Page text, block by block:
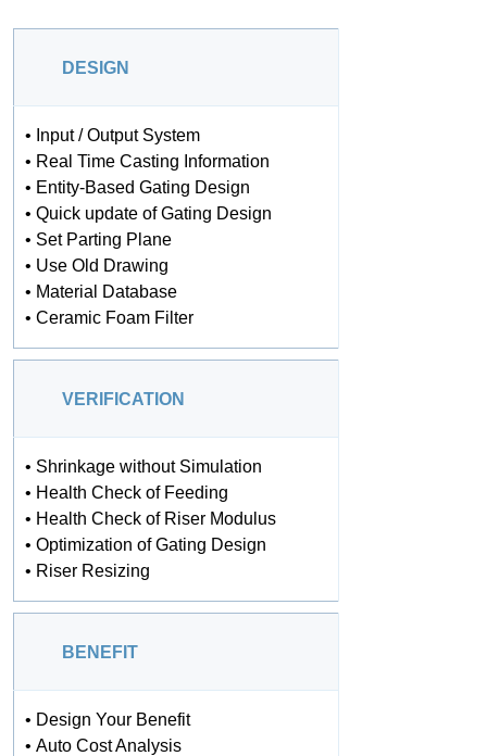
DESIGN
• Input / Output System
• Real Time Casting Information
• Entity-Based Gating Design
• Quick update of Gating Design
• Set Parting Plane
• Use Old Drawing
• Material Database
• Ceramic Foam Filter
VERIFICATION
• Shrinkage without Simulation
• Health Check of Feeding
• Health Check of Riser Modulus
• Optimization of Gating Design
• Riser Resizing
BENEFIT
• Design Your Benefit
• Auto Cost Analysis